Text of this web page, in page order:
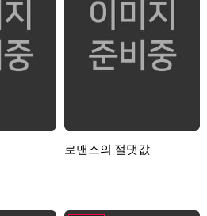
로맨스의 절댓값